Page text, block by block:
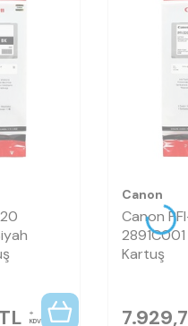
TL KDV
Canon
Canon
Kartuş